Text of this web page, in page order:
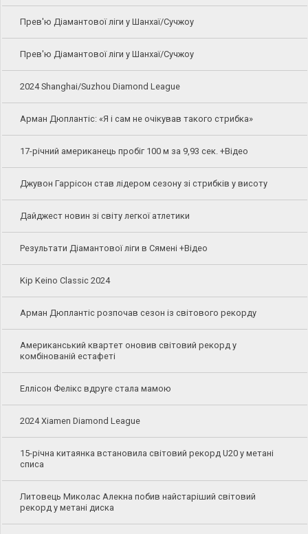
Прев'ю Діамантової ліги у Шанхаї/Сучжоу
Прев'ю Діамантової ліги у Шанхаї/Сучжоу
2024 Shanghai/Suzhou Diamond League
Арман Дюплантіс: «Я і сам не очікував такого стрибка»
17-річний американець пробіг 100 м за 9,93 сек. +Відео
Джувон Гаррісон став лідером сезону зі стрибків у висоту
Дайджест новин зі світу легкої атлетики
Результати Діамантової ліги в Сямені +Відео
Kip Keino Classic 2024
Арман Дюплантіс розпочав сезон із світового рекорду
Американський квартет оновив світовий рекорд у
комбінованій естафеті
Еллісон Фелікс вдруге стала мамою
2024 Xiamen Diamond League
15-річна китаянка встановила світовий рекорд U20 у метані
списа
Литовець Миколас Алекна побив найстаріший світовий
рекорд у метані диска